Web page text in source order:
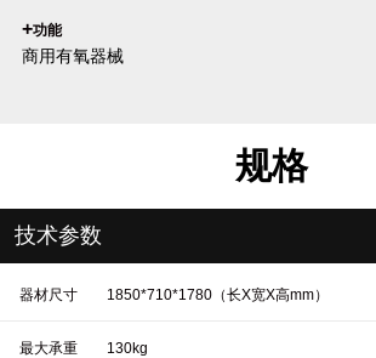
`
+功能
商用有氧器械
规格
技术参数
器材尺寸 1850*710*1780（长X宽X高mm）
最大承重 130kg